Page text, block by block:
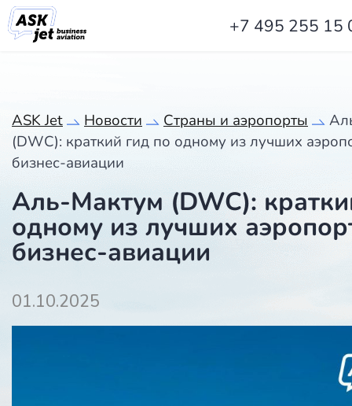
+7 495 255 15
ASK Jet Новости Страны и аэропорты
(DWC): краткий гид по одному из лучших
бизнес-авиации
Аль-Мактум (DWC):
одному из лучших
бизнес-авиации
01.10.2025